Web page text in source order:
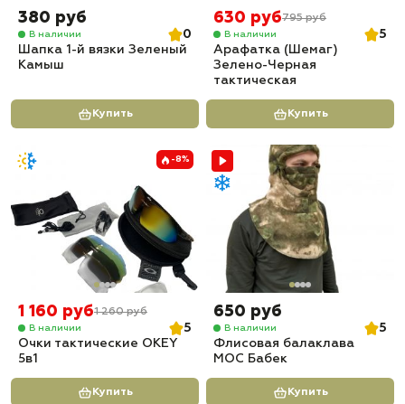
380 руб
В наличии
0
Шапка 1-й вязки Зеленый
Камыш
Купить
630 руб795 руб
В наличии
5
Арафатка (Шемаг)
Зелено-Черная
тактическая
Купить
-8%
1 160 руб1 260 руб
В наличии
5
Очки тактические OKEY
5в1
Купить
650 руб
В наличии
5
Флисовая балаклава
МОС Бабек
Купить